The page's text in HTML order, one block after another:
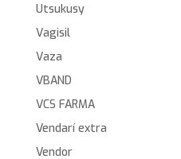
Utsukusy
Vagisil
Vaza
VBAND
VCS FARMA
Vendarí extra
Vendor